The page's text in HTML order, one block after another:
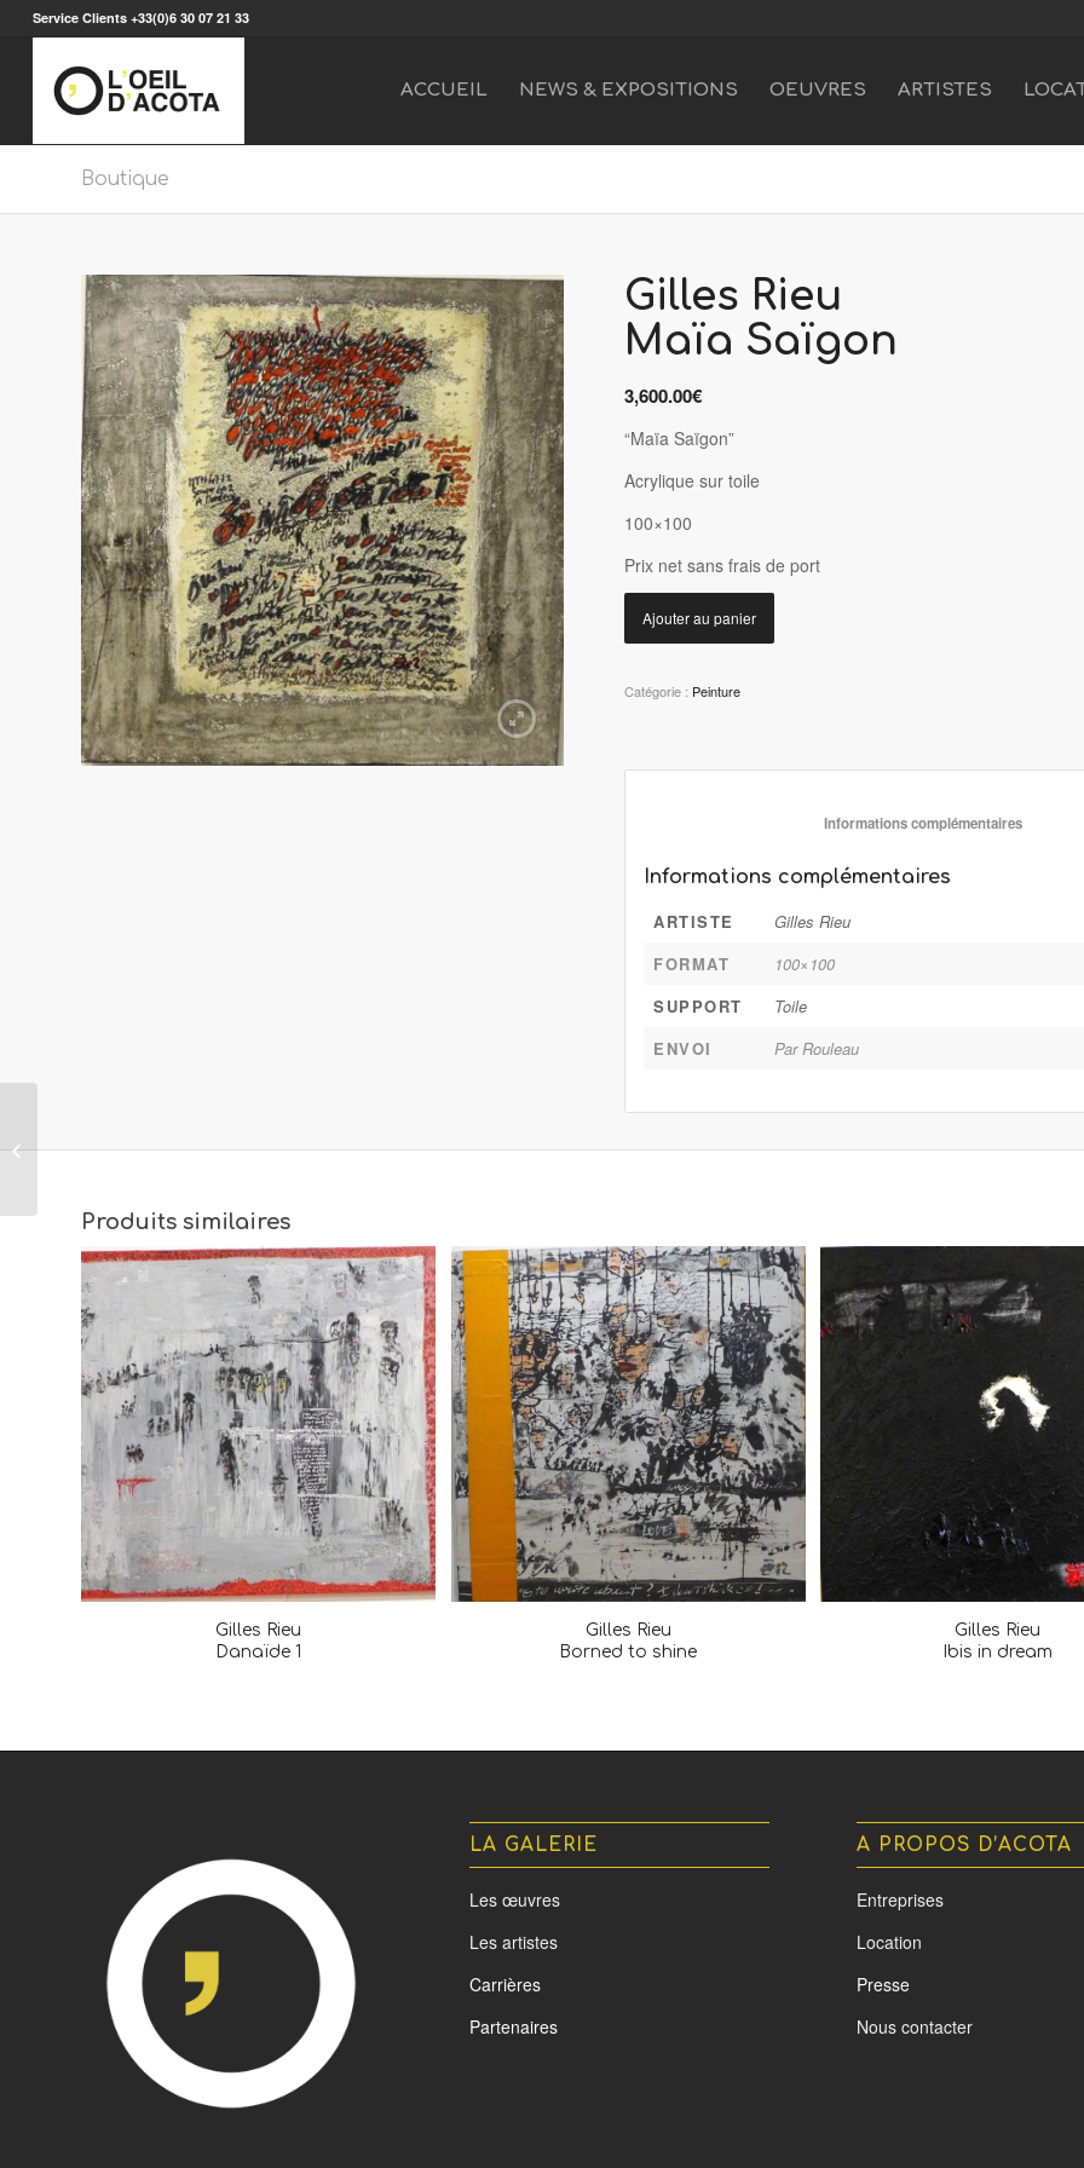
Service Clients +33(0)6 30 07 21 33
ACCUEIL NEWS & EXPOSITIONS OEUVRES ARTISTES
Boutique
Gilles Rieu
Maïa Saïgon
3,600.00€
“Maïa Saïgon”
Acrylique sur toile
100×100
Prix net sans frais de port
Ajouter au panier
Catégorie : Peinture
Informations complémentaires
ARTISTE
Gilles Rieu
FORMAT
100×100
SUPPORT
Toile
ENVOI
Par Rouleau
Produits similaires
Gilles Rieu
Danaïde 1
Gilles Rieu
Borned to shine
Gilles Rieu
Ibis in dream
LA GALERIE
Les œuvres
Les artistes
Carrières
Partenaires
A PROPOS D’ACOTA
Entreprises
Location
Presse
Nous contacter